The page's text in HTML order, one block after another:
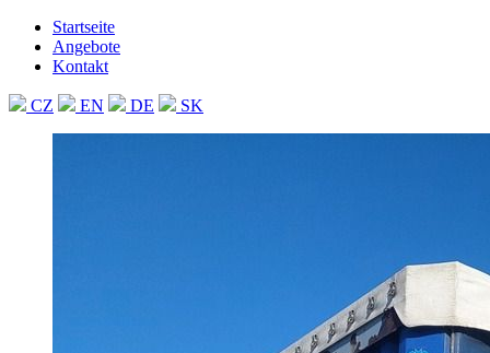
Startseite
Angebote
Kontakt
CZ EN DE SK